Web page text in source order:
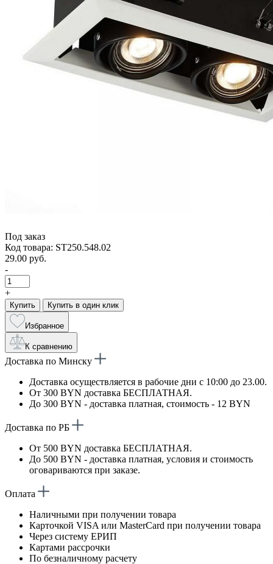
Под заказ
Код товара: ST250.548.02
29.00 руб.
-
+
Купить Купить в один клик
Избранное
К сравнению
Доставка по Минску
Доставка осуществляется в рабочие дни с 10:00 до 23.00.
От 300 BYN доставка БЕСПЛАТНАЯ.
До 300 BYN - доставка платная, стоимость - 12 BYN
Доставка по РБ
От 500 BYN доставка БЕСПЛАТНАЯ.
До 500 BYN - доставка платная, условия и стоимость
оговариваются при заказе.
Оплата
Наличными при получении товара
Карточкой VISA или MasterCard при получении товара
Через систему ЕРИП
Картами рассрочки
По безналичному расчету